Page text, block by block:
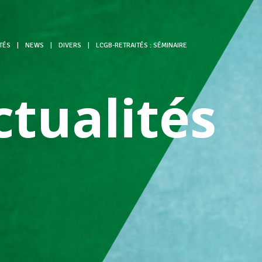
NEWS DIVERS LCGB-RETRAITÉS : SÉMINAIRE